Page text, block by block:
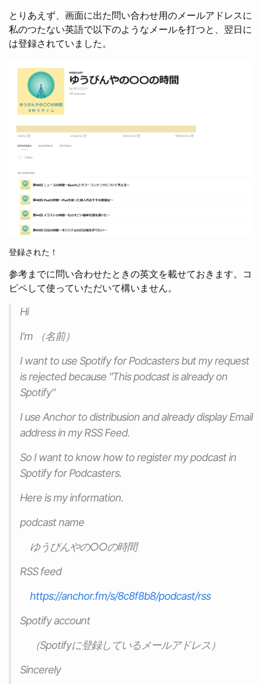
とりあえず、画面に出た問い合わせ用のメールアドレスに
私のつたない英語で以下のようなメールを打つと、翌日に
は登録されていました。
登録された！
参考までに問い合わせたときの英文を載せておきます。コ
ピペして使っていただいて構いません。
Hi
I'm （名前）
I want to use Spotify for Podcasters but my request
is rejected because "This podcast is already on
Spotify"
I use Anchor to distribusion and already display Email
address in my RSS Feed.
So I want to know how to register my podcast in
Spotify for Podcasters.
Here is my information.
podcast name
ゆうびんやの○○の時間
RSS feed
https://anchor.fm/s/8c8f8b8/podcast/rss
Spotify account
（Spotifyに登録しているメールアドレス）
Sincerely